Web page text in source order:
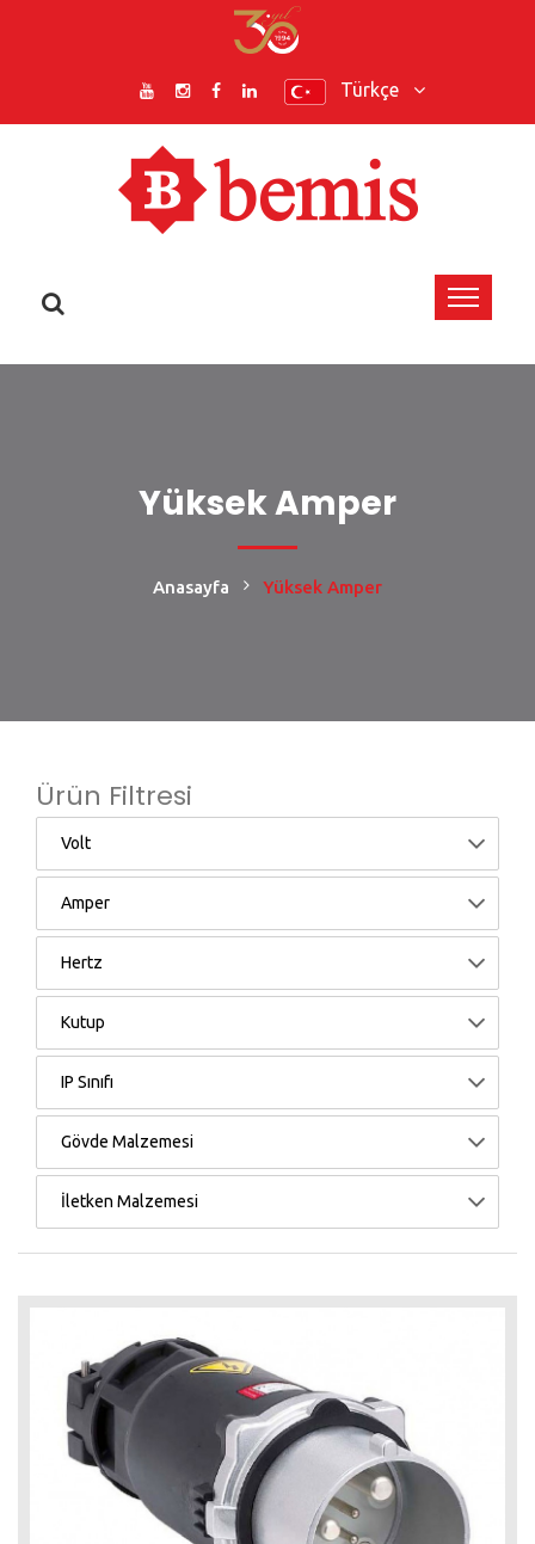
Türkçe
Yüksek Amper
Anasayfa Yüksek Amper
Ürün Filtresi
Volt
Amper
Hertz
Kutup
IP Sınıfı
Gövde Malzemesi
İletken Malzemesi